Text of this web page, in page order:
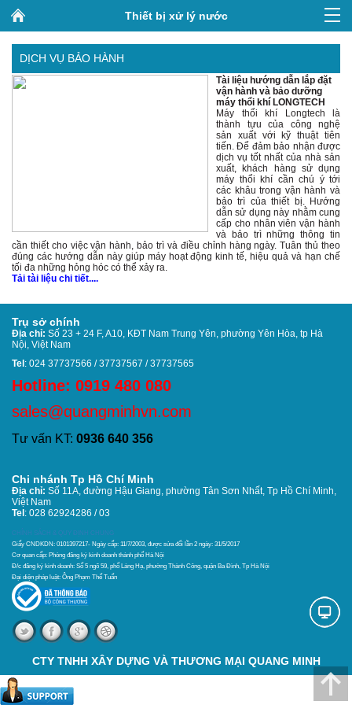
Thiết bị xử lý nước
DỊCH VỤ BẢO HÀNH
Tài liệu hướng dẫn lắp đặt
vận hành và bảo dưỡng
máy thổi khí LONGTECH
Máy thổi khí Longtech là
thành tựu của công nghệ
sản xuất với kỹ thuật tiên
tiến. Để đảm bảo nhận được
dịch vụ tốt nhất của nhà sản
xuất, khách hàng sử dụng
máy thổi khí cần chú ý tới
các khâu trong vận hành và
bảo trì của thiết bị. Hướng
dẫn sử dụng này nhằm cung
cấp cho nhân viên vận hành
và bảo trì những thông tin
cần thiết cho việc vận hành, bảo trì và điều chỉnh hàng ngày. Tuân thủ theo
đúng các hướng dẫn này giúp máy hoạt động kinh tế, hiệu quả và hạn chế
tối đa những hỏng hóc có thể xảy ra.
Tải tài liệu chi tiết....
Trụ sở chính
Địa chỉ: Số 23 + 24 F, A10, KĐT Nam Trung Yên, phường Yên Hòa, tp Hà
Nội, Việt Nam
Tel : 024 37737566 / 37737567 / 37737565
Hotline: 0919 480 080
sales@quangminhvn.com
Tư vấn KT: 0936 640 356
Chi nhánh Tp Hồ Chí Minh
Địa chỉ: Số 11A, đường Hậu Giang, phường Tân Sơn Nhất, Tp Hồ Chí Minh,
Việt Nam
Tel : 028 62924286 / 03
CHÍNH SÁCH & QUY ĐỊNH CHUNG
Giấy CNDKDN: 0101397217- Ngày cấp: 11/7/2003, được sửa đổi lần 2 ngày: 31/5/2017
Cơ quan cấp: Phòng đăng ký kinh doanh thánh phố Hà Nội
Đ/c đăng ký kinh doanh: Số 5 ngõ 59, phố Láng Hạ, phường Thành Công, quận Ba Đình, Tp Hà Nội
Đại diện pháp luật: Ông Phạm Thế Tuấn
CTY TNHH XÂY DỰNG VÀ THƯƠNG MẠI QUANG MINH